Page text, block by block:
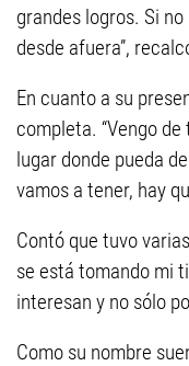
grandes logros. Si
desde afuera”,
En cuanto a su
completa. “Vengo
lugar donde pueda
vamos a tener, hay
Contó que tuvo
se está tomando mi
interesan y no sólo
Como su nombre